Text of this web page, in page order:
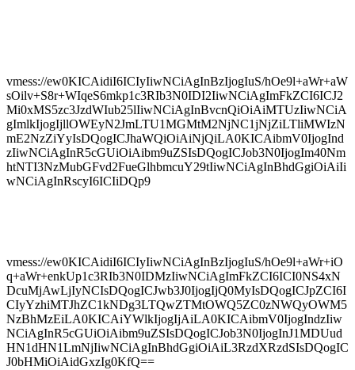
vmess://ew0KICAidiI6ICIyIiwNCiAgInBzIjogIuS/hOe9l+aWr+aW
sOilv+S8r+WIqeS6mkp1c3RIb3N0IDI2IiwNCiAgImFkZCI6ICJ2
Mi0xMS5zc3JzdWIub25lIiwNCiAgInBvcnQiOiAiMTUzIiwNCiA
gImlkIjogIjllOWEyN2JmLTU1MGMtM2NjNC1jNjZiLTliMWIzN
mE2NzZiYyIsDQogICJhaWQiOiAiNjQiLA0KICAibmV0IjogInd
zIiwNCiAgInR5cGUiOiAibm9uZSIsDQogICJob3N0IjogIm40Nm
htNTI3NzMubGFvd2FueGlhbmcuY29tIiwNCiAgInBhdGgiOiAiIi
wNCiAgInRscyI6ICIiDQp9
vmess://ew0KICAidiI6ICIyIiwNCiAgInBzIjogIuS/hOe9l+aWr+iO
q+aWr+enkUp1c3RIb3N0IDMzIiwNCiAgImFkZCI6ICI0NS4xN
DcuMjAwLjIyNCIsDQogICJwb3J0IjogIjQ0MyIsDQogICJpZCI6I
CIyYzhiMTJhZC1kNDg3LTQwZTMtOWQ5ZC0zNWQyOWM5
NzBhMzEiLA0KICAiYWlkIjogIjAiLA0KICAibmV0IjogIndzIiw
NCiAgInR5cGUiOiAibm9uZSIsDQogICJob3N0IjogInJ1MDUud
HN1dHN1LmNjIiwNCiAgInBhdGgiOiAiL3RzdXRzdSIsDQogIC
J0bHMiOiAidGxzIg0KfQ==